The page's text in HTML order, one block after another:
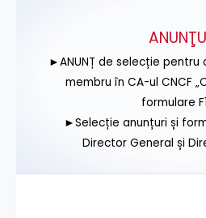
►ANUNȚ de selecție pentru
membru în CA-ul CNCF
formulare
►Selecție anunțuri și
Director General și